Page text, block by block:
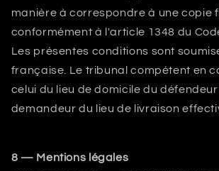
manière à correspondre à une copie
conformément à l'article 1348 du Code
Les présentes conditions sont
française. Le tribunal compétent en
celui du lieu de domicile du
demandeur du lieu de livraison
8 — Mentions légales